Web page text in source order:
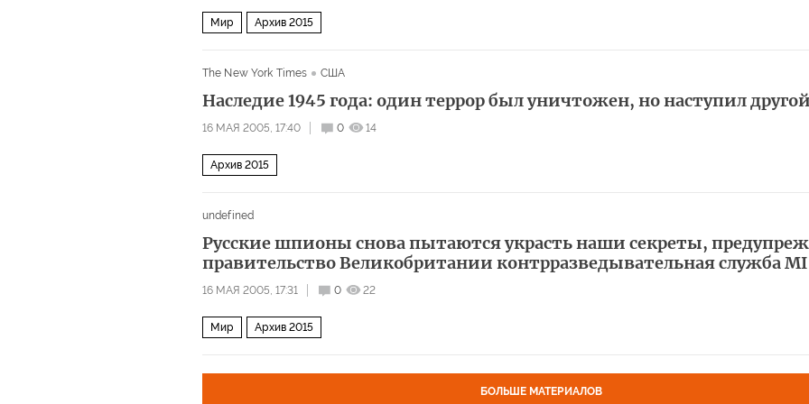
Мир Архив 2015
The New York Times США
Наследие 1945 года: один террор был уничтожен, но наступил
16 МАЯ 2005, 17:40 0 14
Архив 2015
undefined
Русские шпионы снова пытаются украсть наши секреты,
правительство Великобритании контрразведывательная служба
16 МАЯ 2005, 17:31 0 22
Мир Архив 2015
БОЛЬШЕ МАТЕРИАЛОВ